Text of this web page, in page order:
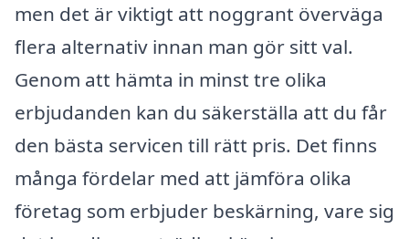
men det är viktigt att noggrant överväga
flera alternativ innan man gör sitt val.
Genom att hämta in minst tre olika
erbjudanden kan du säkerställa att du får
den bästa servicen till rätt pris. Det finns
många fördelar med att jämföra olika
företag som erbjuder beskärning, vare sig